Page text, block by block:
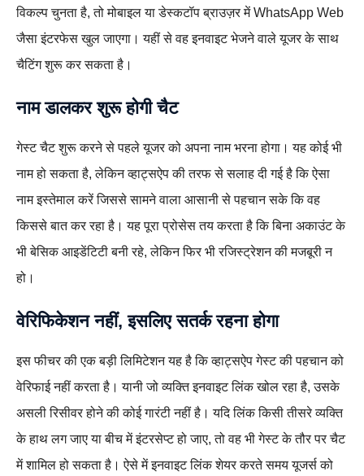
विकल्प चुनता है, तो मोबाइल या डेस्कटॉप ब्राउज़र में WhatsApp Web
जैसा इंटरफेस खुल जाएगा। यहीं से वह इनवाइट भेजने वाले यूजर के साथ
चैटिंग शुरू कर सकता है।
नाम डालकर शुरू होगी चैट
गेस्ट चैट शुरू करने से पहले यूजर को अपना नाम भरना होगा। यह कोई भी
नाम हो सकता है, लेकिन व्हाट्सऐप की तरफ से सलाह दी गई है कि ऐसा
नाम इस्तेमाल करें जिससे सामने वाला आसानी से पहचान सके कि वह
किससे बात कर रहा है। यह पूरा प्रोसेस तय करता है कि बिना अकाउंट के
भी बेसिक आइडेंटिटी बनी रहे, लेकिन फिर भी रजिस्ट्रेशन की मजबूरी न
हो।
वेरिफिकेशन नहीं, इसलिए सतर्क रहना होगा
इस फीचर की एक बड़ी लिमिटेशन यह है कि व्हाट्सऐप गेस्ट की पहचान को
वेरिफाई नहीं करता है। यानी जो व्यक्ति इनवाइट लिंक खोल रहा है, उसके
असली रिसीवर होने की कोई गारंटी नहीं है। यदि लिंक किसी तीसरे व्यक्ति
के हाथ लग जाए या बीच में इंटरसेप्ट हो जाए, तो वह भी गेस्ट के तौर पर चैट
में शामिल हो सकता है। ऐसे में इनवाइट लिंक शेयर करते समय यूजर्स को